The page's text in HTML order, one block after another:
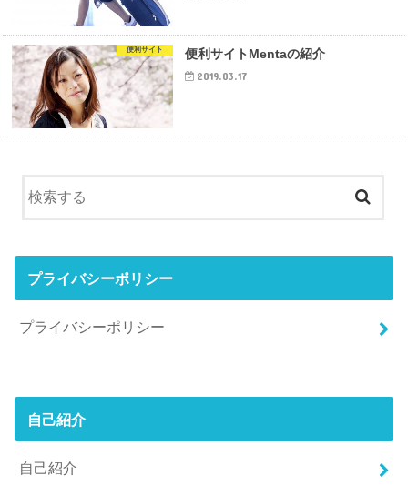
便利サイト 便利サイトMentaの紹介
2019.03.17
プライバシーポリシー
プライバシーポリシー
自己紹介
自己紹介